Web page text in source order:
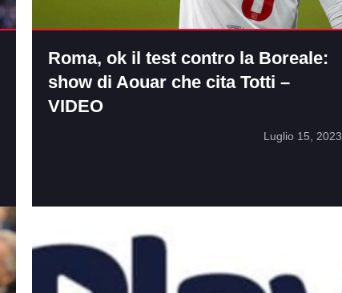
Roma, ok il test contro la Boreale:
show di Aouar che cita Totti –
VIDEO
Luglio 15, 2023